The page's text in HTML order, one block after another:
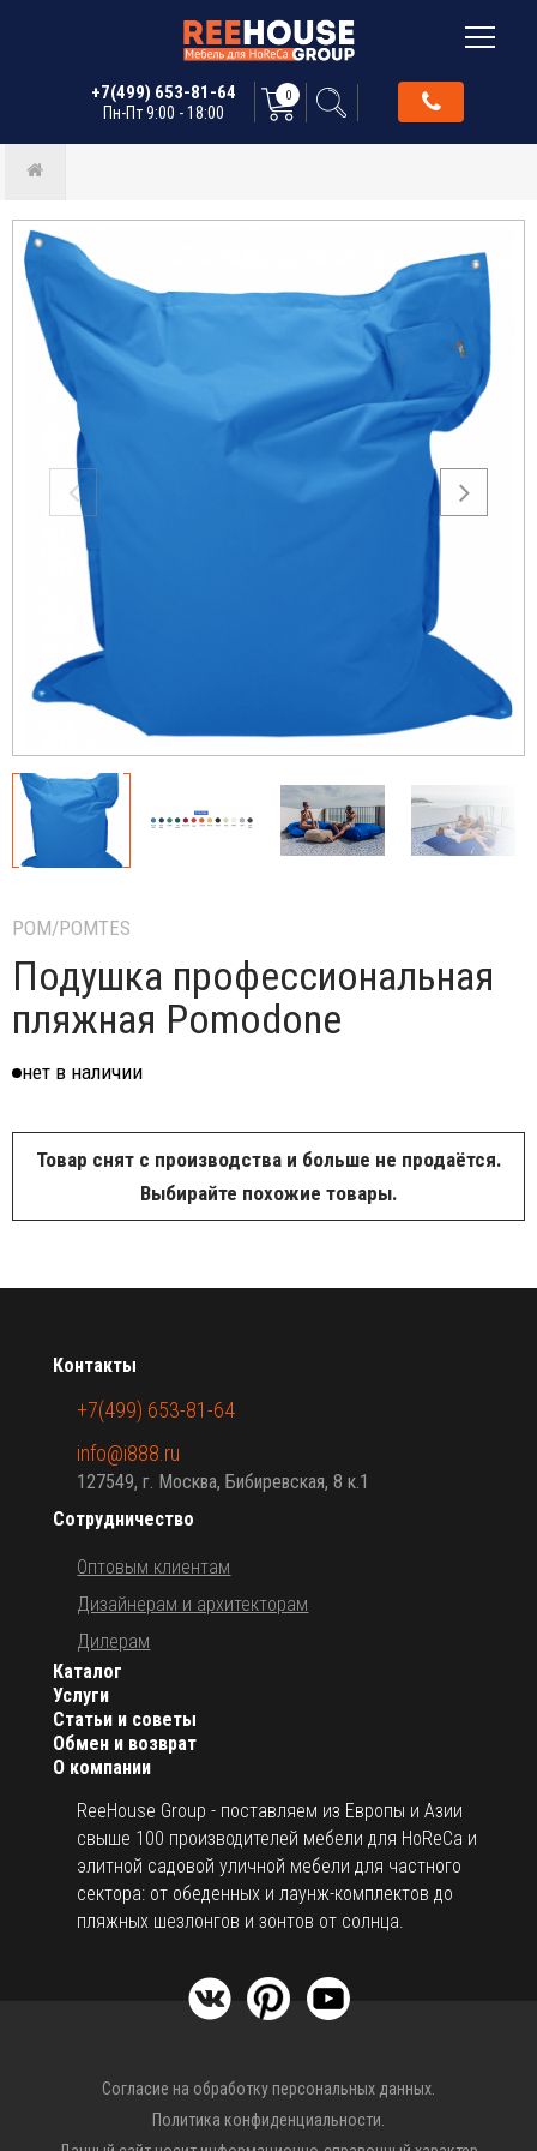
+7(499) 653-81-64
Пн-Пт 9:00 - 18:00
0
POM/POMTES
Подушка профессиональная
пляжная Pomodone
нет в наличии
Товар снят с производства и больше не продаётся.
Выбирайте похожие товары.
О компании
ReeHouse Group - поставляем из Европы и Азии
свыше 100 производителей мебели для HoReCa и
элитной садовой уличной мебели для частного
сектора: от обеденных и лаунж-комплектов до
пляжных шезлонгов и зонтов от солнца.
Каталог
Услуги
Статьи и советы
Обмен и возврат
Сотрудничество
Оптовым клиентам
Дизайнерам и архитекторам
Дилерам
Контакты
+7(499) 653-81-64
info@i888.ru
127549, г. Москва, Бибиревская, 8 к.1
Согласие на обработку персональных данных.
Политика конфиденциальности.